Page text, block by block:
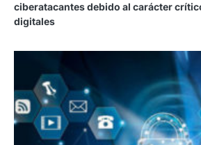
ciberatacantes debido al carácter
digitales